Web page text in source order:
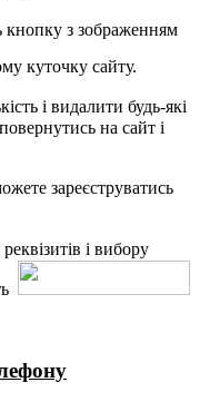
кнопку з зображенням
куточку сайту.
і видалити будь-які
на сайт і
зареєструватись
і вибору